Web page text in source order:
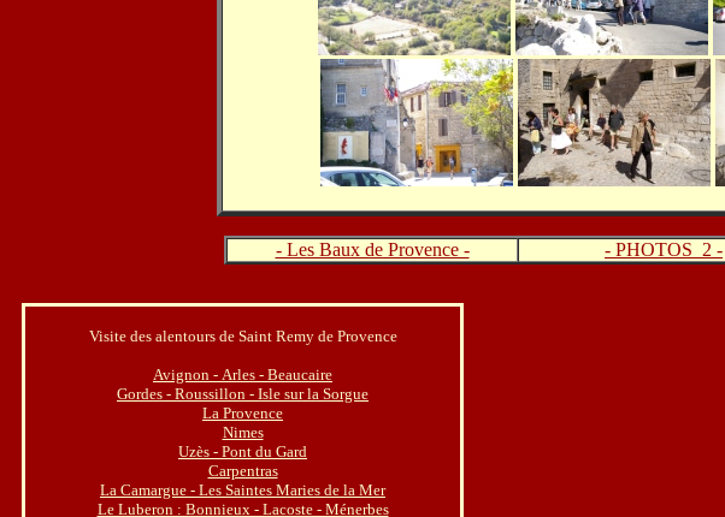
- Les Baux de Provence - - PHOTOS 2 -
Visite des alentours de Saint Remy de Provence
Avignon - Arles - Beaucaire
Gordes - Roussillon - Isle sur la Sorgue
La Provence
Nimes
Uzès - Pont du Gard
Carpentras
La Camargue - Les Saintes Maries de la Mer
Le Luberon : Bonnieux - Lacoste - Ménerbes